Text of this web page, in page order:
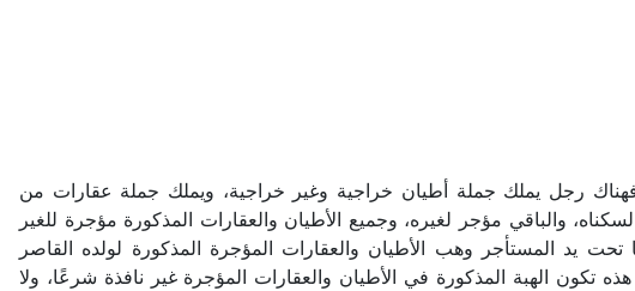
رجل يملك جملة أطيان خراجية وغير خراجية، ويملك جملة عقارات من
والباقي مؤجر لغيره، وجميع الأطيان والعقارات المذكورة مؤجرة للغير
يد المستأجر وهب الأطيان والعقارات المؤجرة المذكورة لولده القاصر
تكون الهبة المذكورة في الأطيان والعقارات المؤجرة غير نافذة شرعًا، ولا